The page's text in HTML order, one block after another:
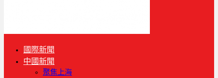
國際新聞
中國新聞
聚焦上海